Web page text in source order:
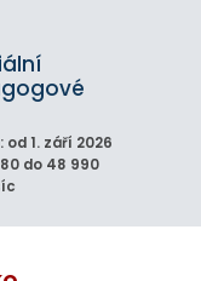
od 1. září 2026
do 48 990